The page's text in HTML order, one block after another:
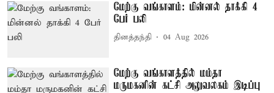
மேற்கு வங்காளம்: மின்னல் தாக்கி 4
பேர் பலி
தினத்தந்தி 04 Aug 2026
மேற்கு வங்காளத்தில் மம்தா
மருமகனின் கட்சி அலுவலகம் இடிப்பு